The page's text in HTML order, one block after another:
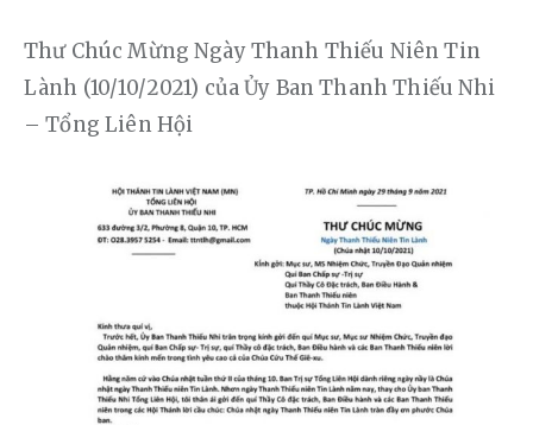
Thư Chúc Mừng Ngày Thanh Thiếu Niên Tin
Lành (10/10/2021) của Ủy Ban Thanh Thiếu Nhi
– Tổng Liên Hội